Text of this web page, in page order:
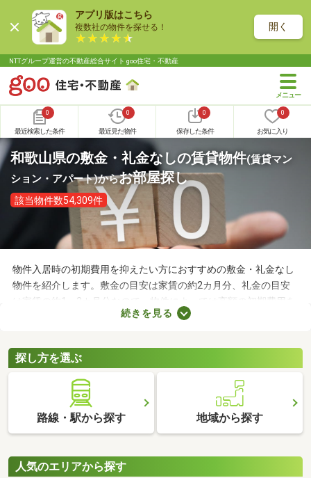
アプリ版はこちら
複数社の物件を探せる！ 開く
NTTグループ運営の不動産総合サイト goo住宅・不動産
0
最近検索した条件
0
最近見た物件
0
保存した条件
0
お気に入り
和歌山県の敷金・礼金なしの賃貸物件(賃貸マン
ション・アパート)からお部屋探し
該当物件数54,309件
物件入居時の初期費用を抑えたい方におすすめの敷金・礼金なし
物件を紹介します。敷金の目安は家賃の約2カ月分、礼金の目安
は家賃の約1～2カ月分なので、物件によっては高額の初期費用を
用意しなければなりません。新生活に必要な家具や家電、インテ
部屋を見つけましょう。
続きを見る
探し方を選ぶ
路線・駅から探す 地域から探す
人気のエリアから探す